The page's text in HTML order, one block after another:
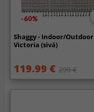
-60%
Shaggy - Indoor/Outdoor
Victoria (sivá)
119.99 € 299 €